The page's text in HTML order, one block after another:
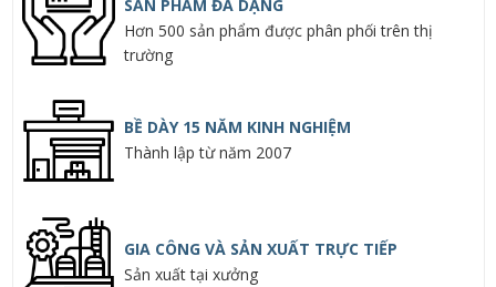
SẢN PHẨM ĐA DẠNG
Hơn 500 sản phẩm được phân phối trên thị
trường
BỀ DÀY 15 NĂM KINH NGHIỆM
Thành lập từ năm 2007
GIA CÔNG VÀ SẢN XUẤT TRỰC TIẾP
Sản xuất tại xưởng